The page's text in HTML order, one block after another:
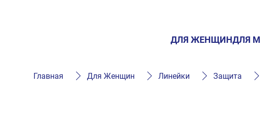
ДЛЯ ЖЕНЩИНДЛЯ
Главная Для Женщин Линейки Защита